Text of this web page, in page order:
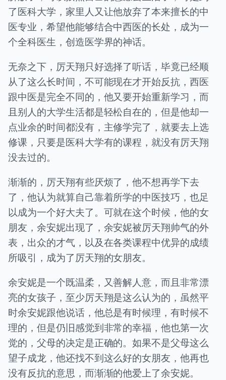
了医科大学，家里人又让他放弃了本来擅长的中
医专业，希望他能够结合中西医的长处，成为一
个全科医生，创造医学界的神话。
无奈之下，厉天翔只好选择了听话，毕竟已经顺
从了这么长时间，不可能现在才开始反抗，西医
跟中医是完全不同的，他又要开始重新学习，而
且别人的大学生活都是轻松自在的，但是他却一
点业余的时间都没有，主修学完了，就要去上选
修课，只要是医科大学有的课程，就没有厉天翔
没去过的。
渐渐的，厉天翔有些厌烦了，他不想再学下去
了，他认为就算自己靠着所学的中医技巧，也足
以成为一个好大夫了。可就在这个时候，他的女
朋友，余安妮出现了，余安妮被厉天翔帅气的外
表，出众的才气，以及在各类课程中优异的成绩
所吸引，成为了厉天翔的女朋友。
余安妮是一个既温柔，又善解人意，而且非常漂
亮的女孩子，至少厉天翔是这么认为的，虽然平
时余安妮跟他说话，他总是有时候理，有时候不
理的，但是仍旧感觉到非常的幸福，他也第一次
觉的，父母的决定是正确的。如果不是父母这么
望子成龙，他还找不到这么好的女朋友，他再也
没有反抗的意思，而渐渐的他爱上了余安妮。